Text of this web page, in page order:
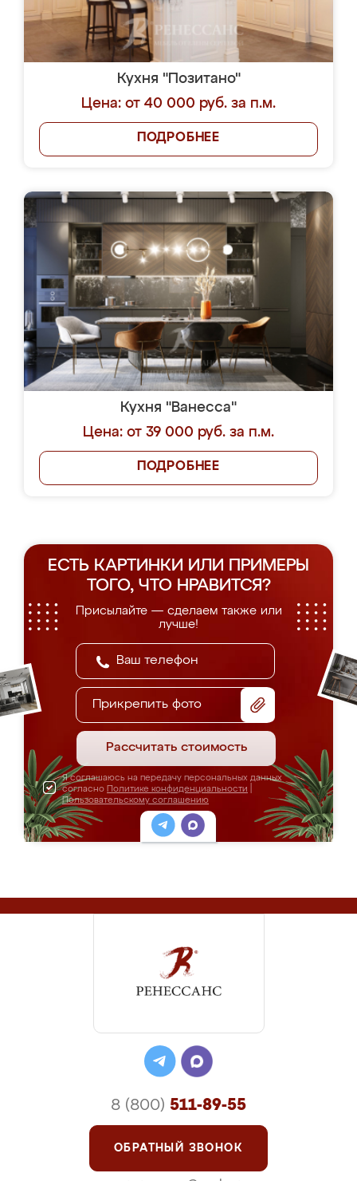
Кухня "Позитано"
Цена: от 40 000 руб. за п.м.
ПОДРОБНЕЕ
Кухня "Ванесса"
Цена: от 39 000 руб. за п.м.
ПОДРОБНЕЕ
ЕСТЬ КАРТИНКИ ИЛИ ПРИМЕРЫ
ТОГО, ЧТО НРАВИТСЯ?
Присылайте — сделаем также или
лучше!
Прикрепить фото
Рассчитать стоимость
Я соглашаюсь на передачу персональных данных
согласно Политике конфиденциальности
Пользовательскому соглашению
8 (800) 511-89-55
ОБРАТНЫЙ ЗВОНОК